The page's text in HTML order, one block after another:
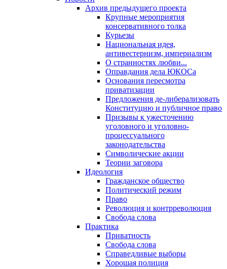
Архив предыдущего проекта
Крупные мероприятия
консервативного толка
Курьезы
Национальная идея,
антивестернизм, империализм
О странностях любви...
Оправдания дела ЮКОСа
Основания пересмотра
приватизации
Предложения де-либерализовать
Конституцию и публичное право
Призывы к ужесточению
уголовного и уголовно-
процессуального
законодательства
Символические акции
Теории заговора
Идеология
Гражданское общество
Политический режим
Право
Революция и контрреволюция
Свобода слова
Практика
Приватность
Свобода слова
Справедливые выборы
Хорошая полиция